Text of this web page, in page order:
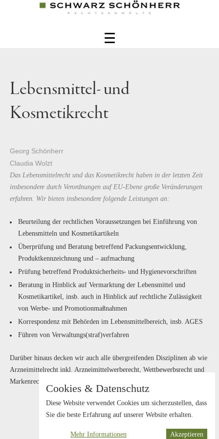
Lebensmittel- und
Kosmetikrecht
Georg Schönherr
Claudia Wolzt
Das Lebensmittelrecht und das Kosmetikrecht haben in der letzten Zeit
insbesondere durch Verordnungen auf EU-Ebene große Veränderungen
erfahren. Wir bieten insbesondere folgende Leistungen an:
Beurteilung der rechtlichen Voraussetzungen bei Einführung von
Lebensmitteln und Kosmetikartikeln
Überprüfung und Beratung betreffend Packungsentwicklung,
Produktkennzeichnung und – aufmachung
Prüfung betreffend Produktsicherheits- und Hygienevorschriften
Beratung in Hinblick auf Vermarktung der Lebensmittel und
Kosmetikartikel, insb. auch in Hinblick auf rechtliche Zulässigkeit
von Werbe- und Promotionmaßnahmen
Korrespondenz mit Behörden im Lebensmittelbereich, insb. AGES
Führen von Verwaltungs(straf)verfahren
Darüber hinaus decken wir auch alle übergreifenden Disziplinen ab wie
Arzneimittelrecht inkl. Arzneimittelwerberecht, Wettbewerbsrecht und
Markenrecht.
Cookies & Datenschutz
Diese Website verwendet Cookies um sicherzustellen, dass
Sie die beste Erfahrung auf unserer Website erhalten.
Mehr Informationen Akzeptieren